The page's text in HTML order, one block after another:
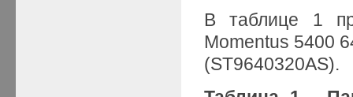
В таблице 1
Momentus 5400
(ST9640320AS).